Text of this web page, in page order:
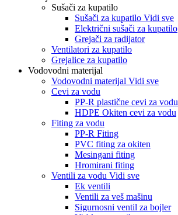
Sušači za kupatilo
Sušači za kupatilo Vidi sve
Električni sušači za kupatilo
Grejači za radijator
Ventilatori za kupatilo
Grejalice za kupatilo
Vodovodni materijal
Vodovodni materijal Vidi sve
Cevi za vodu
PP-R plastične cevi za vodu
HDPE Okiten cevi za vodu
Fiting za vodu
PP-R Fiting
PVC fiting za okiten
Mesingani fiting
Hromirani fiting
Ventili za vodu Vidi sve
Ek ventili
Ventili za veš mašinu
Sigurnosni ventil za bojler